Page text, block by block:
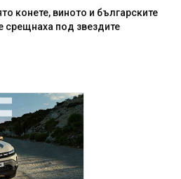
конете, виното и българските
срещнаха под звездите